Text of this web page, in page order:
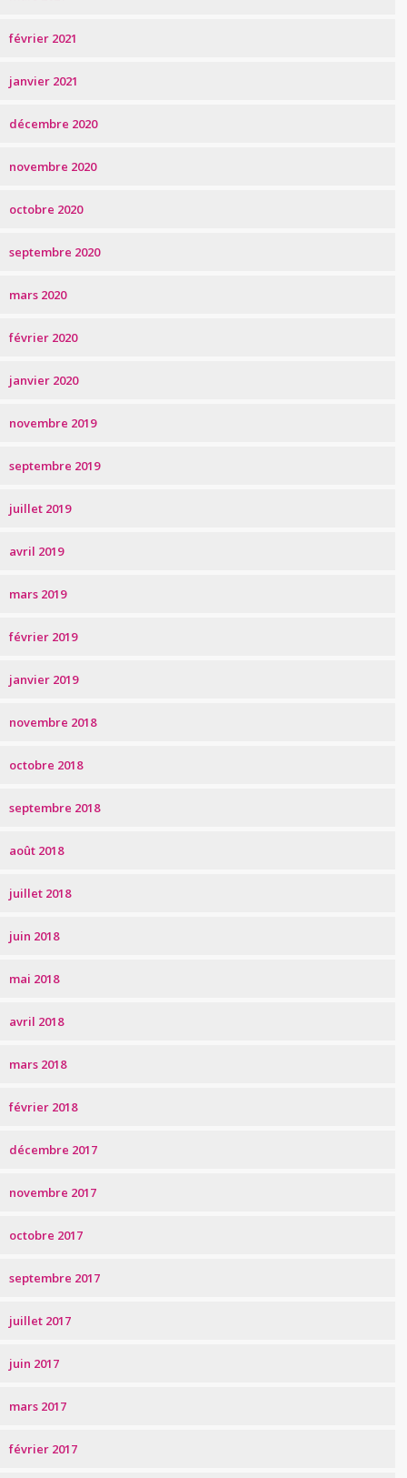
février 2021
janvier 2021
décembre 2020
novembre 2020
octobre 2020
septembre 2020
mars 2020
février 2020
janvier 2020
novembre 2019
septembre 2019
juillet 2019
avril 2019
mars 2019
février 2019
janvier 2019
novembre 2018
octobre 2018
septembre 2018
août 2018
juillet 2018
juin 2018
mai 2018
avril 2018
mars 2018
février 2018
décembre 2017
novembre 2017
octobre 2017
septembre 2017
juillet 2017
juin 2017
mars 2017
février 2017